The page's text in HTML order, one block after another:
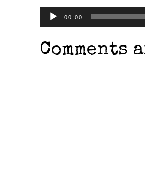
Audio-
Player
00:00
Comments